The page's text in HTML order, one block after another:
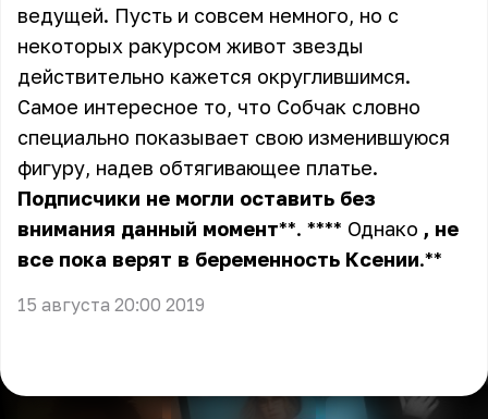
ведущей. Пусть и совсем немного, но с
некоторых ракурсом живот звезды
действительно кажется округлившимся.
Самое интересное то, что Собчак словно
специально показывает свою изменившуюся
фигуру, надев обтягивающее платье.
Подписчики не могли оставить без
внимания данный момент**. **** Однако , не
все пока верят в беременность Ксении.**
15 августа 20:00 2019